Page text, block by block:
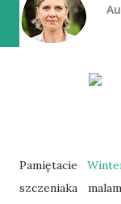
Pamiętacie
szczeniaka